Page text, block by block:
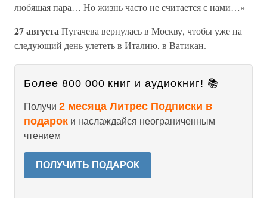
любящая пара… Но жизнь часто не считается с нами…»
27 августаПугачева вернулась в Москву, чтобы уже на
следующий день улететь в Италию, в Ватикан.
Более 800 000 книг и аудиокниг! 📚
Получи 2 месяца Литрес Подписки в
подарок и наслаждайся неограниченным
чтением
ПОЛУЧИТЬ ПОДАРОК